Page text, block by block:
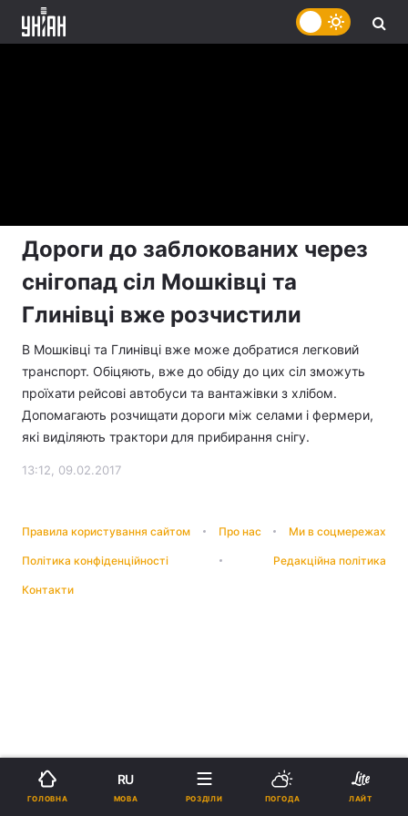
Дороги до заблокованих через
снігопад сіл Мошківці та
Глинівці вже розчистили
В Мошківці та Глинівці вже може добратися легковий
транспорт. Обіцяють, вже до обіду до цих сіл зможуть
проїхати рейсові автобуси та вантажівки з хлібом.
Допомагають розчищати дороги між селами і фермери,
які виділяють трактори для прибирання снігу.
13:12, 09.02.2017
Правила користування сайтом Про нас Ми в соцмережах
Політика конфіденційності Редакційна політика
Контакти
ГОЛОВНА
RU
МОВА РОЗДІЛИ ПОГОДА ЛАЙТ